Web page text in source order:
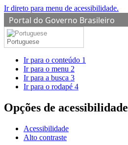
Ir direto para menu de acessibilidade.
Portal do Governo Brasileiro
Portuguese
Ir para o conteúdo 1
Ir para o menu 2
Ir para a busca 3
Ir para o rodapé 4
Opções de acessibilidade
Acessibilidade
Alto contraste